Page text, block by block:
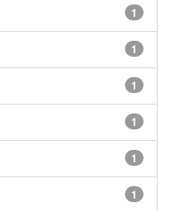
1
1
1
1
1
1